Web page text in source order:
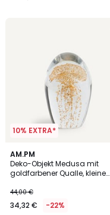
10% EXTRA*
AM.PM
Deko-Objekt Medusa mit
goldfarbener Qualle, kleine
44,00 €
34,32 € -22%
4,6
/ 5